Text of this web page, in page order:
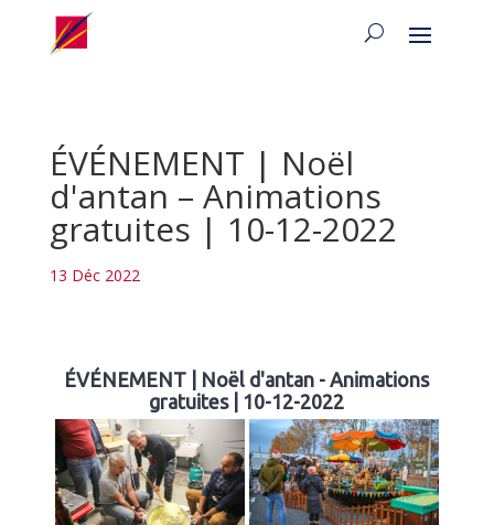
ÉVÉNEMENT | Noël
d'antan – Animations
gratuites | 10-12-2022
13 Déc 2022
ÉVÉNEMENT | Noël d'antan - Animations
gratuites | 10-12-2022